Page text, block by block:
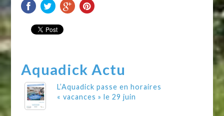
Aquadick Actu
L’Aquadick passe en horaires
« vacances » le 29 juin